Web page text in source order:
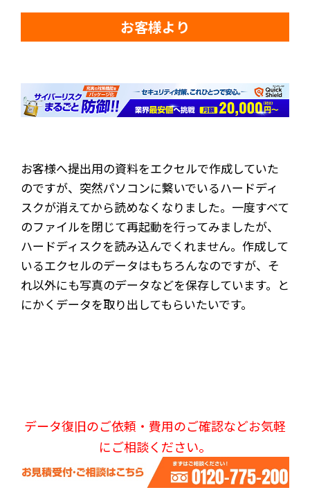
お客様より
お客様へ提出用の資料をエクセルで作成していた
のですが、突然パソコンに繋いでいるハードディ
スクが消えてから読めなくなりました。一度すべて
のファイルを閉じて再起動を行ってみましたが、
ハードディスクを読み込んでくれません。作成して
いるエクセルのデータはもちろんなのですが、そ
れ以外にも写真のデータなどを保存しています。と
にかくデータを取り出してもらいたいです。
データ復旧のご依頼・費用のご確認などお気軽
にご相談ください。